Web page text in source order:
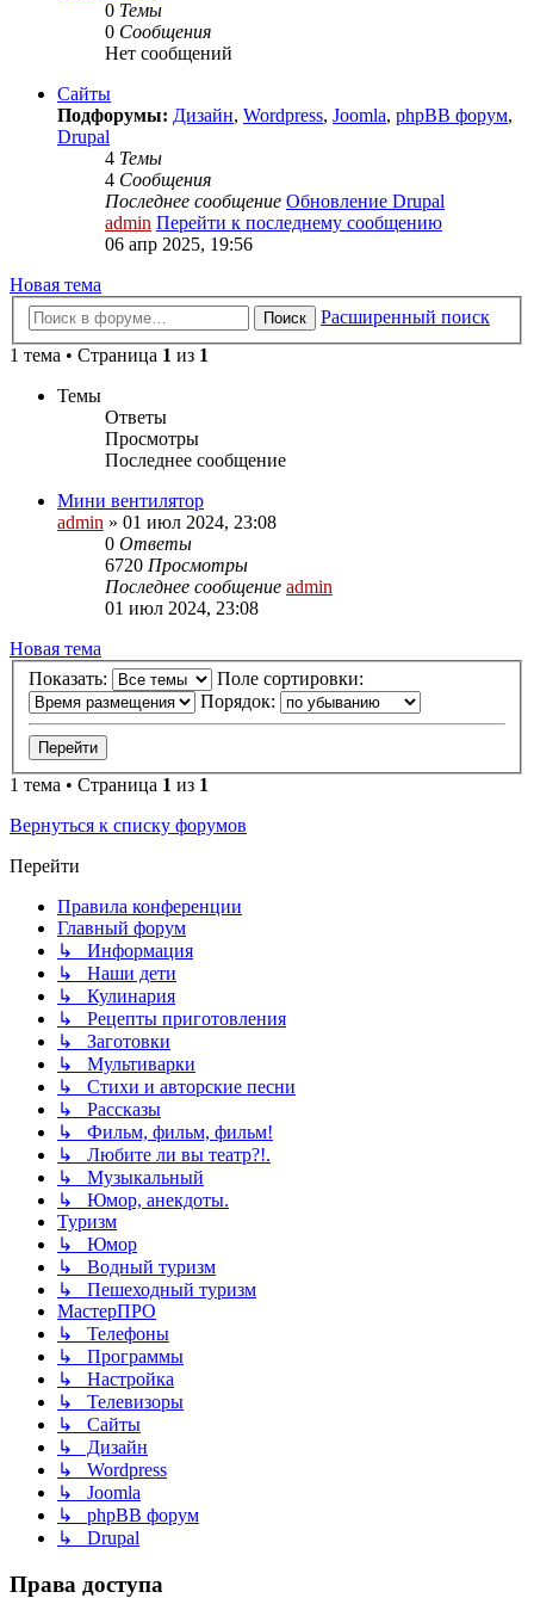
0 Темы
0 Сообщения
Нет сообщений
Сайты
Подфорумы: Дизайн, Wordpress, Joomla, phpBB форум,
Drupal
4 Темы
4 Сообщения
Последнее сообщение Обновление Drupal
admin Перейти к последнему сообщению
06 апр 2025, 19:56
Новая тема
Поиск
Расширенный поиск
1 тема • Страница 1 из 1
Темы
Ответы
Просмотры
Последнее сообщение
Мини вентилятор
admin » 01 июл 2024, 23:08
0 Ответы
6720 Просмотры
Последнее сообщение admin
01 июл 2024, 23:08
Новая тема
Показать:
Поле сортировки:
Порядок:
1 тема • Страница 1 из 1
Вернуться к списку форумов
Перейти
Правила конференции
Главный форум
↳ Информация
↳ Наши дети
↳ Кулинария
↳ Рецепты приготовления
↳ Заготовки
↳ Мультиварки
↳ Стихи и авторские песни
↳ Рассказы
↳ Фильм, фильм, фильм!
↳ Любите ли вы театр?!.
↳ Музыкальный
↳ Юмор, анекдоты.
Туризм
↳ Юмор
↳ Водный туризм
↳ Пешеходный туризм
МастерПРО
↳ Телефоны
↳ Программы
↳ Настройка
↳ Телевизоры
↳ Сайты
↳ Дизайн
↳ Wordpress
↳ Joomla
↳ phpBB форум
↳ Drupal
Права доступа